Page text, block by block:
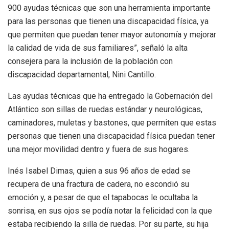
900 ayudas técnicas que son una herramienta importante
para las personas que tienen una discapacidad física, ya
que permiten que puedan tener mayor autonomía y mejorar
la calidad de vida de sus familiares”, señaló la alta
consejera para la inclusión de la población con
discapacidad departamental, Nini Cantillo.
Las ayudas técnicas que ha entregado la Gobernación del
Atlántico son sillas de ruedas estándar y neurológicas,
caminadores, muletas y bastones, que permiten que estas
personas que tienen una discapacidad física puedan tener
una mejor movilidad dentro y fuera de sus hogares.
Inés Isabel Dimas, quien a sus 96 años de edad se
recupera de una fractura de cadera, no escondió su
emoción y, a pesar de que el tapabocas le ocultaba la
sonrisa, en sus ojos se podía notar la felicidad con la que
estaba recibiendo la silla de ruedas. Por su parte, su hija